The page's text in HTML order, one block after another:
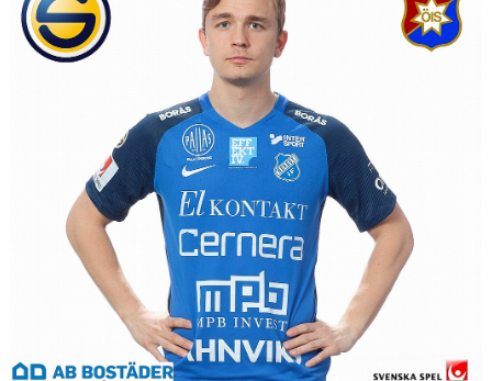
TRUPPEN
KALENDER
BILDER 2025
TABELL ETTAN SÖDRA 2025